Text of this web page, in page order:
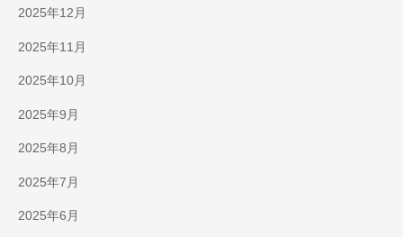
2025年12月
2025年11月
2025年10月
2025年9月
2025年8月
2025年7月
2025年6月